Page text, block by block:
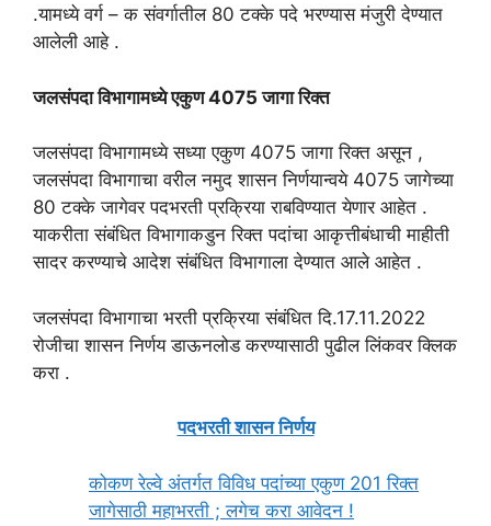
.यामध्ये वर्ग – क संवर्गातील 80 टक्के पदे भरण्यास मंजुरी देण्यात
आलेली आहे .
जलसंपदा विभागामध्ये एकुण 4075 जागा रिक्त
जलसंपदा विभागामध्ये सध्या एकुण 4075 जागा रिक्त असून ,
जलसंपदा विभागाचा वरील नमुद शासन निर्णयान्वये 4075 जागेच्या
80 टक्के जागेवर पदभरती प्रक्रिया राबविण्यात येणार आहेत .
याकरीता संबंधित विभागाकडुन रिक्त पदांचा आकृत्तीबंधाची माहीती
सादर करण्याचे आदेश संबंधित विभागाला देण्यात आले आहेत .
जलसंपदा विभागाचा भरती प्रक्रिया संबंधित दि.17.11.2022
रोजीचा शासन निर्णय डाऊनलोड करण्यासाठी पुढील लिंकवर क्लिक
करा .
पदभरती शासन निर्णय
कोकण रेल्वे अंतर्गत विविध पदांच्या एकुण 201 रिक्त
जागेसाठी महाभरती ; लगेच करा आवेदन !